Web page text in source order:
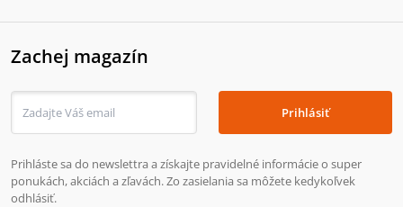
Zachej magazín
Prihlásiť
Prihláste sa do newslettra a získajte pravidelné informácie o super
ponukách, akciách a zľavách. Zo zasielania sa môžete kedykoľvek
odhlásiť.